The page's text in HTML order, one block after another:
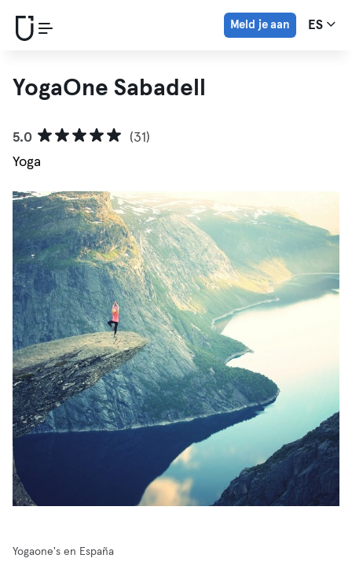
Meld je aan ES
YogaOne Sabadell
5.0
(31)
Yoga
Yogaone's en España